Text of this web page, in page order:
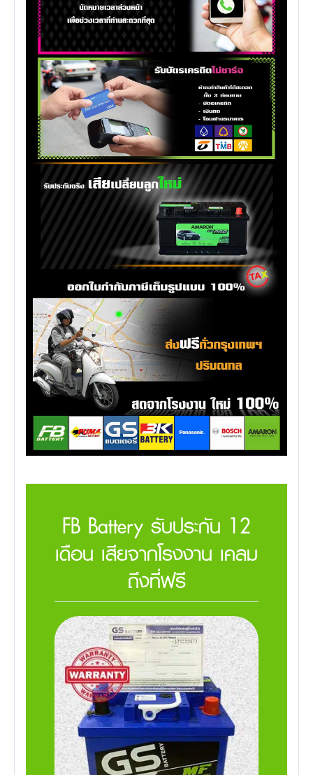
FB Battery รับประกัน 12
เดือน เสียจากโรงงาน เคลม
ถึงที่ฟรี